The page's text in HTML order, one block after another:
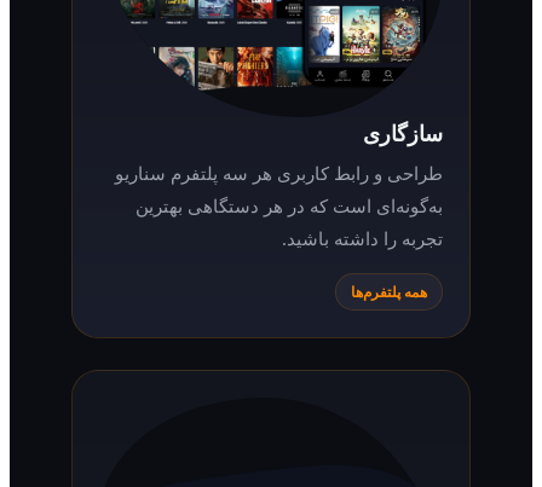
طراحی و رابط کاربری هر سه پلتفرم سناریو
به‌گونه‌ای است که در هر دستگاهی بهترین
تجربه را داشته باشید.
همه پلتفرم‌ها